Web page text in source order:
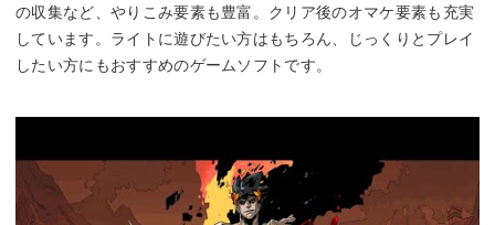
の収集など、やりこみ要素も豊富。クリア後のオマケ要素も充実
しています。ライトに遊びたい方はもちろん、じっくりとプレイ
したい方にもおすすめのゲームソフトです。